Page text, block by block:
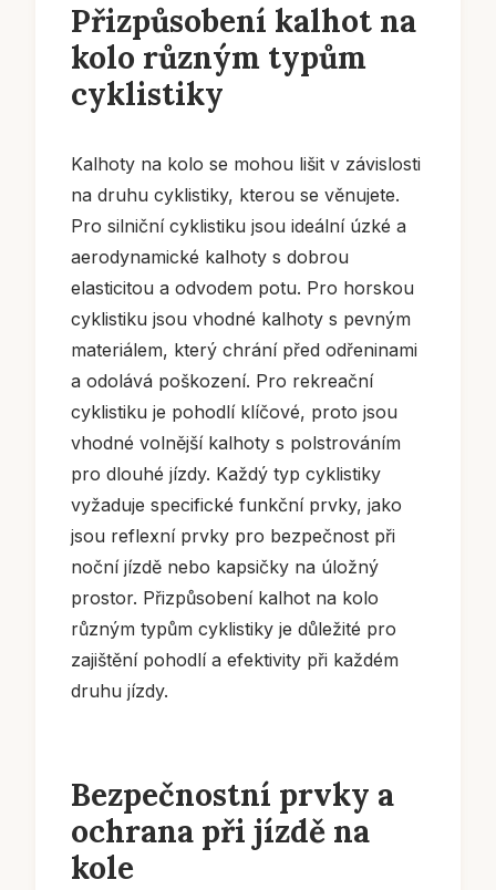
Přizpůsobení kalhot na
kolo různým typům
cyklistiky
Kalhoty na kolo se mohou lišit v závislosti
na druhu cyklistiky, kterou se věnujete.
Pro silniční cyklistiku jsou ideální úzké a
aerodynamické kalhoty s dobrou
elasticitou a odvodem potu. Pro horskou
cyklistiku jsou vhodné kalhoty s pevným
materiálem, který chrání před odřeninami
a odolává poškození. Pro rekreační
cyklistiku je pohodlí klíčové, proto jsou
vhodné volnější kalhoty s polstrováním
pro dlouhé jízdy. Každý typ cyklistiky
vyžaduje specifické funkční prvky, jako
jsou reflexní prvky pro bezpečnost při
noční jízdě nebo kapsičky na úložný
prostor. Přizpůsobení kalhot na kolo
různým typům cyklistiky je důležité pro
zajištění pohodlí a efektivity při každém
druhu jízdy.
Bezpečnostní prvky a
ochrana při jízdě na
kole